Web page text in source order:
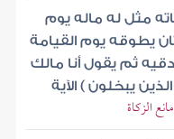
مثل له ماله يوم
يطوقه يوم القيامة
ثم يقول أنا مالك
يبخلون ) الآية
الزكاة